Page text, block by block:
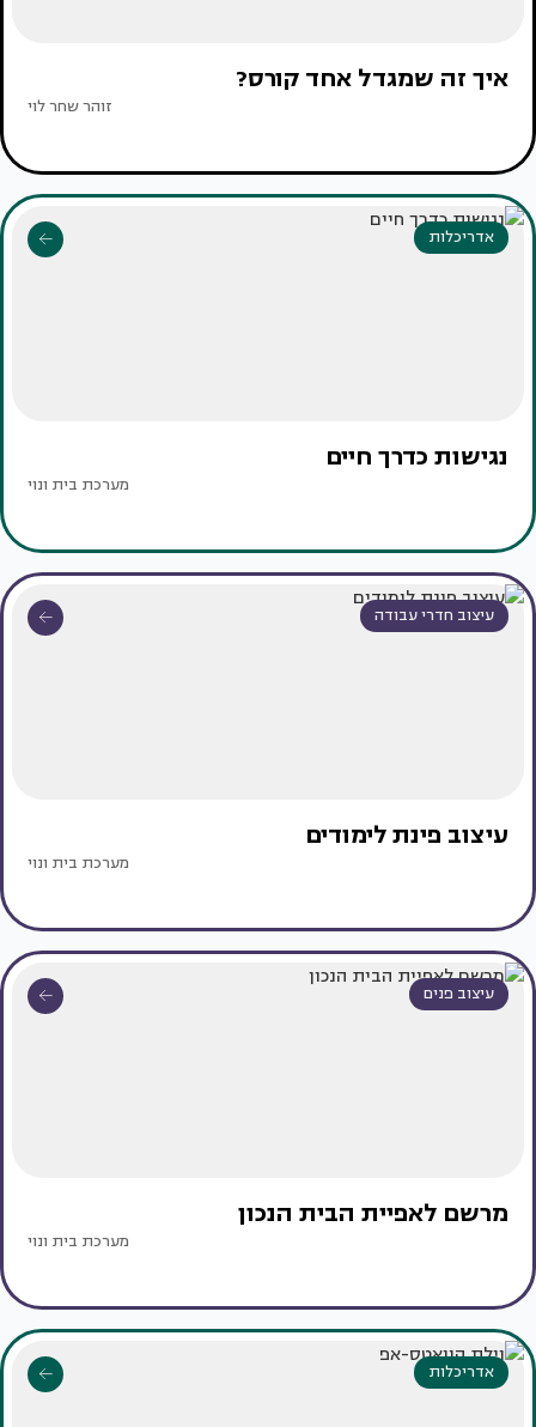
איך זה שמגדל אחד קורס?
זוהר שחר לוי
אדריכלות
נגישות כדרך חיים
מערכת בית ונוי
עיצוב חדרי עבודה
עיצוב פינת לימודים
מערכת בית ונוי
עיצוב פנים
מרשם לאפיית הבית הנכון
מערכת בית ונוי
אדריכלות